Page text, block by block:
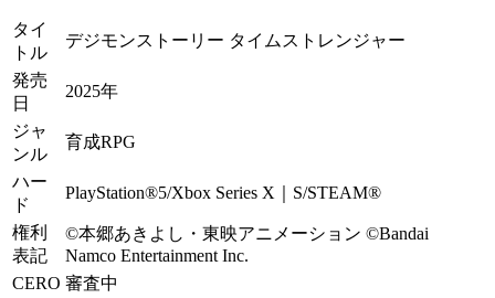
タイ
トル
デジモンストーリー タイムストレンジャー
発売
日
2025年
ジャ
ンル
育成RPG
ハー
ド
PlayStation®5/Xbox Series X｜S/STEAM®
権利
表記
©本郷あきよし・東映アニメーション ©Bandai
Namco Entertainment Inc.
CERO 審査中